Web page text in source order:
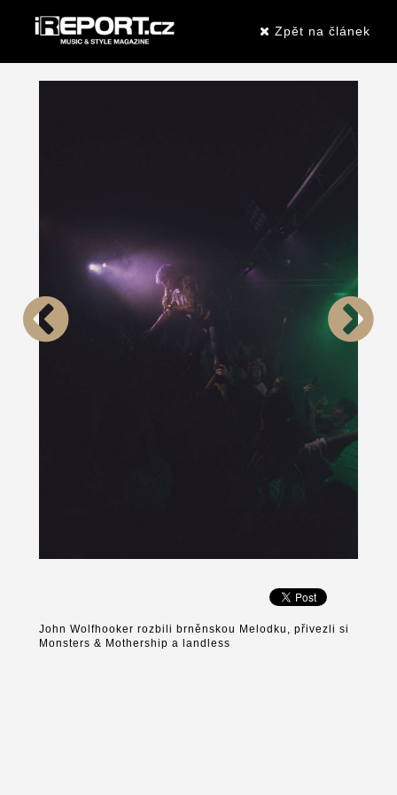
Zpět na článek
John Wolfhooker rozbili brněnskou Melodku, přivezli si
Monsters & Mothership a landless